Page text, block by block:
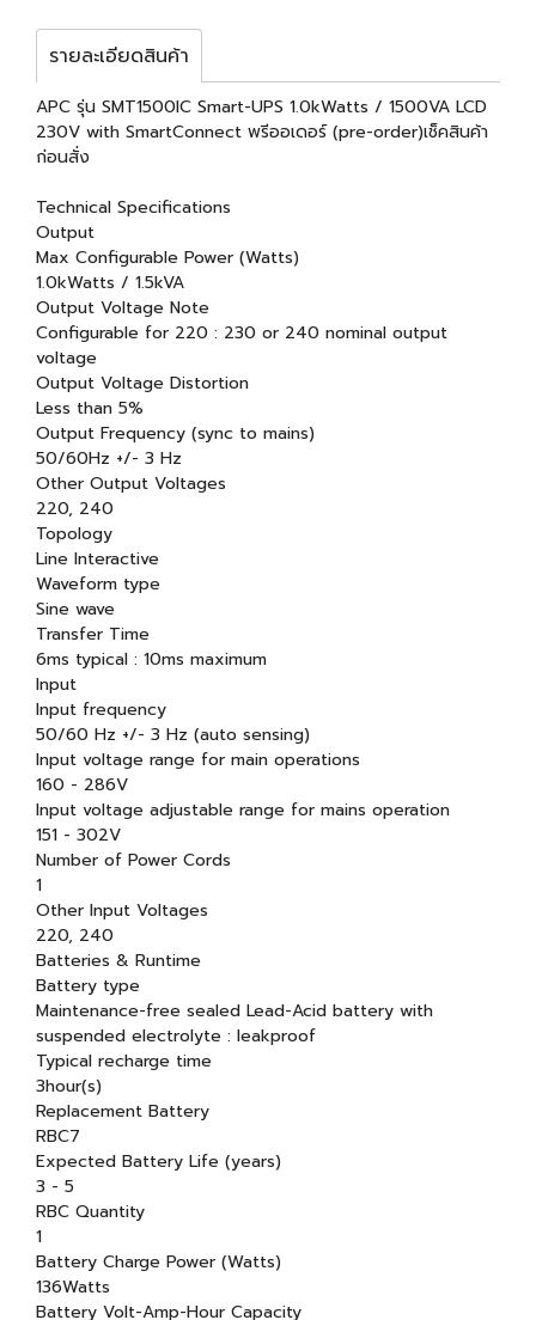
รายละเอียดสินค้า
APC รุ่น SMT1500IC Smart-UPS 1.0kWatts / 1500VA LCD
230V with SmartConnect พรีออเดอร์ (pre-order)เช็คสินค้า
ก่อนสั่ง
Technical Specifications
Output
Max Configurable Power (Watts)
1.0kWatts / 1.5kVA
Output Voltage Note
Configurable for 220 : 230 or 240 nominal output
voltage
Output Voltage Distortion
Less than 5%
Output Frequency (sync to mains)
50/60Hz +/- 3 Hz
Other Output Voltages
220, 240
Topology
Line Interactive
Waveform type
Sine wave
Transfer Time
6ms typical : 10ms maximum
Input
Input frequency
50/60 Hz +/- 3 Hz (auto sensing)
Input voltage range for main operations
160 - 286V
Input voltage adjustable range for mains operation
151 - 302V
Number of Power Cords
1
Other Input Voltages
220, 240
Batteries & Runtime
Battery type
Maintenance-free sealed Lead-Acid battery with
suspended electrolyte : leakproof
Typical recharge time
3hour(s)
Replacement Battery
RBC7
Expected Battery Life (years)
3 - 5
RBC Quantity
1
Battery Charge Power (Watts)
136Watts
Battery Volt-Amp-Hour Capacity